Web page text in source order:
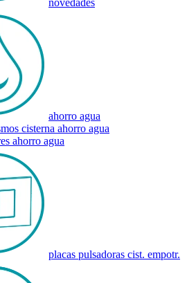
novedades
ahorro agua
cisterna ahorro agua
ahorro agua
placas pulsadoras cist. empotr.